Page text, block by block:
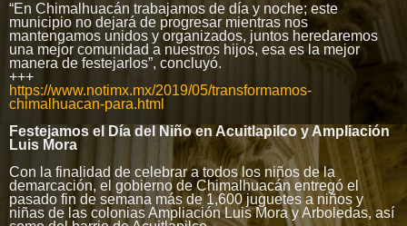
“En Chimalhuacán trabajamos de día y noche; este
municipio no dejará de progresar mientras nos
mantengamos unidos y organizados, juntos heredaremos
una mejor comunidad a nuestros hijos, esa es la mejor
manera de festejarlos”, concluyó.
+++
https://www.notimx.mx/2019/05/transformamos-
chimalhuacan-para.html
Festejamos el Día del Niño en Acuitlapilco y Ampliación
Luis Mora
Con la finalidad de celebrar a todos los niños de la
demarcación, el gobierno de Chimalhuacán entregó el
pasado fin de semana más de 1,600 juguetes a niños y
niñas de las colonias Ampliación Luis Mora y Arboledas, así